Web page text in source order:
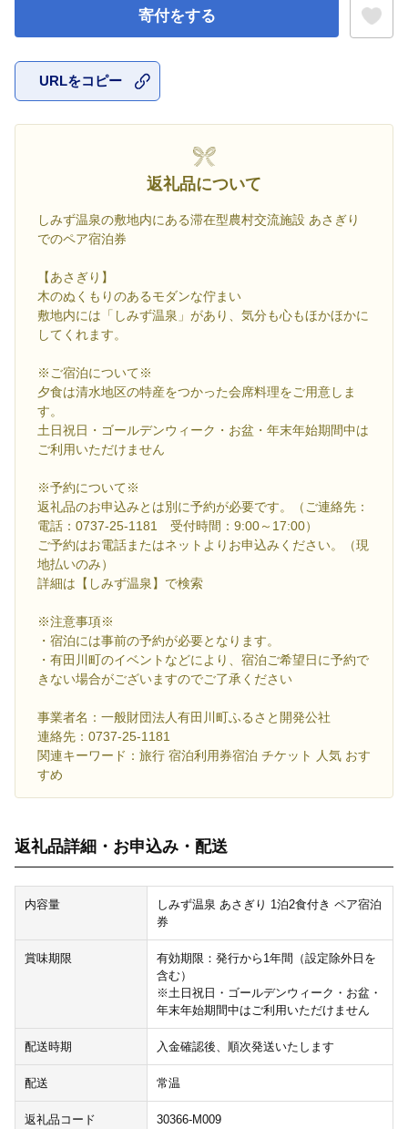
寄付をする
URLをコピー
返礼品について
しみず温泉の敷地内にある滞在型農村交流施設 あさぎり
でのペア宿泊券
【あさぎり】
木のぬくもりのあるモダンな佇まい
敷地内には「しみず温泉」があり、気分も心もほかほかに
してくれます。
※ご宿泊について※
夕食は清水地区の特産をつかった会席料理をご用意しま
す。
土日祝日・ゴールデンウィーク・お盆・年末年始期間中は
ご利用いただけません
※予約について※
返礼品のお申込みとは別に予約が必要です。（ご連絡先：
電話：0737-25-1181 受付時間：9:00～17:00）
ご予約はお電話またはネットよりお申込みください。（現
地払いのみ）
詳細は【しみず温泉】で検索
※注意事項※
・宿泊には事前の予約が必要となります。
・有田川町のイベントなどにより、宿泊ご希望日に予約で
きない場合がございますのでご了承ください
事業者名：一般財団法人有田川町ふるさと開発公社
連絡先：0737-25-1181
関連キーワード：旅行 宿泊利用券宿泊 チケット 人気 おす
すめ
返礼品詳細・お申込み・配送
内容量
しみず温泉 あさぎり 1泊2食付き ペア宿泊
券
賞味期限
有効期限：発行から1年間（設定除外日を
含む）
※土日祝日・ゴールデンウィーク・お盆・
年末年始期間中はご利用いただけません
配送時期 入金確認後、順次発送いたします
配送 常温
返礼品コード 30366-M009